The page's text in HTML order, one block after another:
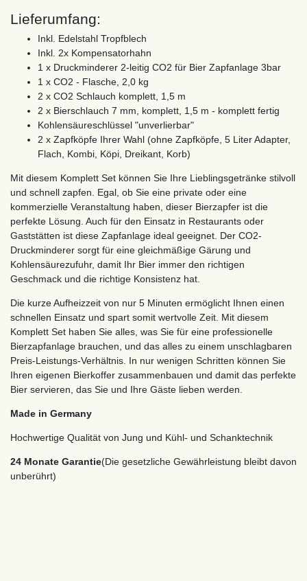
Lieferumfang:
Inkl. Edelstahl Tropfblech
Inkl. 2x Kompensatorhahn
1 x Druckminderer 2-leitig CO2 für Bier Zapfanlage 3bar
1 x CO2 - Flasche, 2,0 kg
2 x CO2 Schlauch komplett, 1,5 m
2 x Bierschlauch 7 mm, komplett, 1,5 m - komplett fertig
Kohlensäureschlüssel "unverlierbar"
2 x Zapfköpfe Ihrer Wahl (ohne Zapfköpfe, 5 Liter Adapter,
Flach, Kombi, Köpi, Dreikant, Korb)
Mit diesem Komplett Set können Sie Ihre Lieblingsgetränke stilvoll
und schnell zapfen. Egal, ob Sie eine private oder eine
kommerzielle Veranstaltung haben, dieser Bierzapfer ist die
perfekte Lösung. Auch für den Einsatz in Restaurants oder
Gaststätten ist diese Zapfanlage ideal geeignet. Der CO2-
Druckminderer sorgt für eine gleichmäßige Gärung und
Kohlensäurezufuhr, damit Ihr Bier immer den richtigen
Geschmack und die richtige Konsistenz hat.
Die kurze Aufheizzeit von nur 5 Minuten ermöglicht Ihnen einen
schnellen Einsatz und spart somit wertvolle Zeit. Mit diesem
Komplett Set haben Sie alles, was Sie für eine professionelle
Bierzapfanlage brauchen, und das alles zu einem unschlagbaren
Preis-Leistungs-Verhältnis. In nur wenigen Schritten können Sie
Ihren eigenen Bierkoffer zusammenbauen und damit das perfekte
Bier servieren, das Sie und Ihre Gäste lieben werden.
Made in Germany
Hochwertige Qualität von Jung und Kühl- und Schanktechnik
24 Monate Garantie(Die gesetzliche Gewährleistung bleibt davon
unberührt)